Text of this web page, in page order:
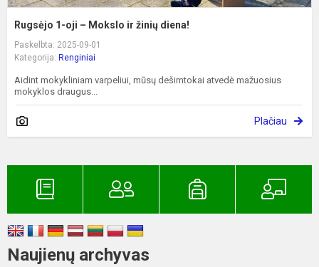
Rugsėjo 1-oji – Mokslo ir žinių diena!
Paskelbta: 2025-09-01
Kategorija: Renginiai
Aidint mokykliniam varpeliui, mūsų dešimtokai atvedė mažuosius
mokyklos draugus...
Plačiau
Naujienų archyvas